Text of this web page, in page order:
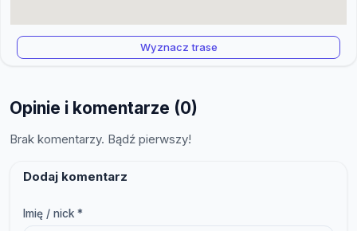
Wyznacz trase
Opinie i komentarze (0)
Brak komentarzy. Bądź pierwszy!
Dodaj komentarz
Imię / nick *